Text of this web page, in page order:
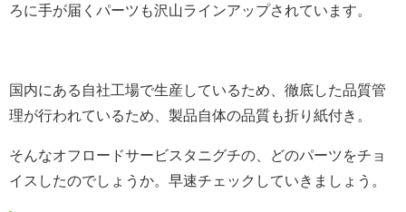
ろに手が届くパーツも沢山ラインアップされています。
国内にある自社工場で生産しているため、徹底した品質管
理が行われているため、製品自体の品質も折り紙付き。
そんなオフロードサービスタニグチの、どのパーツをチョ
イスしたのでしょうか。早速チェックしていきましょう。